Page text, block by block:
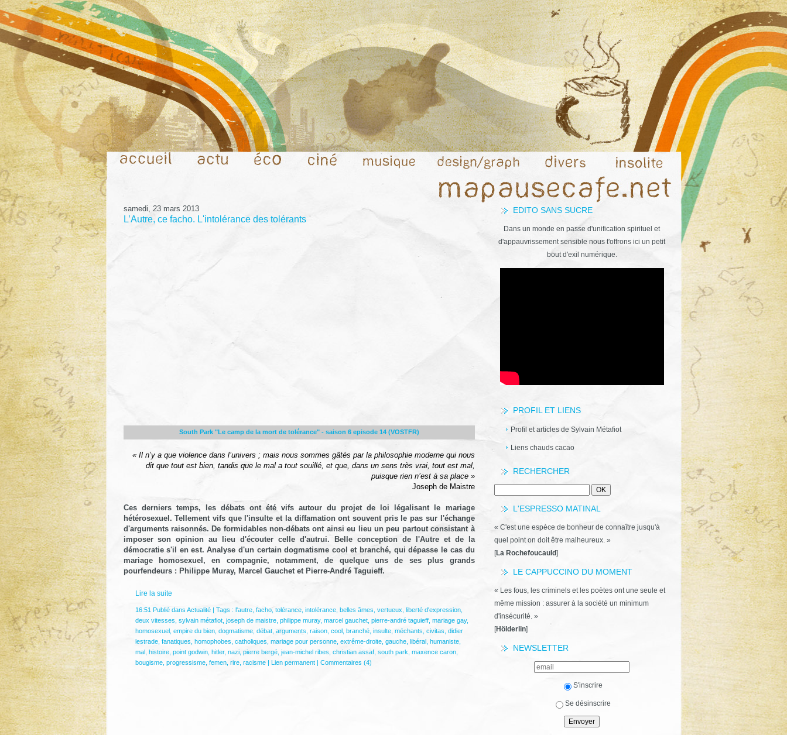
EDITO SANS SUCRE
Dans un monde en passe d'unification spirituel et
d'appauvrissement sensible nous t'offrons ici un petit
bout d'exil numérique.
PROFIL ET LIENS
Profil et articles de Sylvain Métafiot
Liens chauds cacao
RECHERCHER
L'ESPRESSO MATINAL
« C'est une espèce de bonheur de connaître jusqu'à
quel point on doit être malheureux. »
[La Rochefoucauld]
LE CAPPUCCINO DU MOMENT
« Les fous, les criminels et les poètes ont une seule et
même mission : assurer à la société un minimum
d'insécurité. »
[Hölderlin]
NEWSLETTER
S'inscrire
Se désinscrire
samedi, 23 mars 2013
L’Autre, ce facho. L'intolérance des tolérants
South Park "Le camp de la mort de tolérance" - saison 6 episode 14 (VOSTFR)
« Il n’y a que violence dans l’univers ; mais nous sommes gâtés par la philosophie moderne qui nous
dit que tout est bien, tandis que le mal a tout souillé, et que, dans un sens très vrai, tout est mal,
puisque rien n’est à sa place »
Joseph de Maistre
Ces derniers temps, les débats ont été vifs autour du projet de loi légalisant le mariage
hétérosexuel. Tellement vifs que l'insulte et la diffamation ont souvent pris le pas sur l'échange
d'arguments raisonnés. De formidables non-débats ont ainsi eu lieu un peu partout consistant à
imposer son opinion au lieu d'écouter celle d'autrui. Belle conception de l'Autre et de la
démocratie s'il en est. Analyse d'un certain dogmatisme cool et branché, qui dépasse le cas du
mariage homosexuel, en compagnie, notamment, de quelque uns de ses plus grands
pourfendeurs : Philippe Muray, Marcel Gauchet et Pierre-André Taguieff.
Lire la suite
16:51 Publié dans Actualité| Tags : l'autre, facho, tolérance, intolérance, belles âmes vertueux liberté d'expression,
deux vitesses sylvain métafiot, joseph de maistre, philippe muray, marcel gauchet, pierre-andré taguieff, mariage gay,
homosexuel, empire du bien, dogmatisme, débat, arguments raison, cool, branché, insulte, méchants civitas didier
lestrade, fanatiques homophobes catholiques mariage pour personne, extrême-droite, gauche, libéral, humaniste,
mal, histoire, point godwin, hitler, nazi, pierre bergé, jean-michel ribes christian assaf, south park maxence caron,
bougisme, progressisme, femen, rire, racisme| Lien permanent| Commentaires (4)